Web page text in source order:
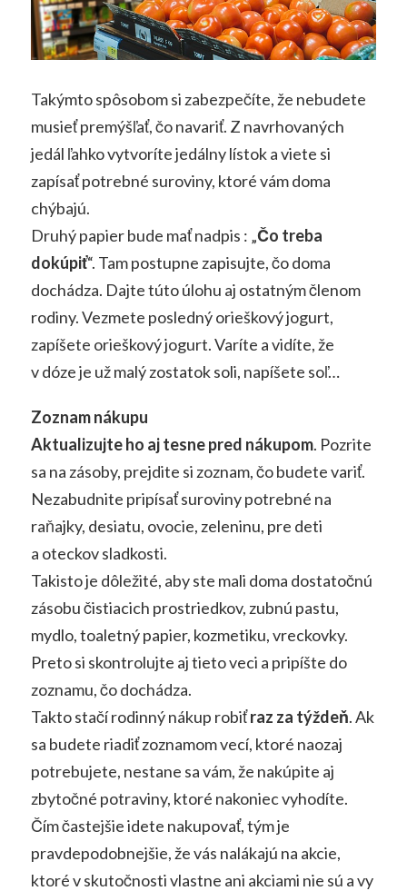
Takýmto spôsobom si zabezpečíte, že nebudete
musieť premýšľať, čo navariť. Z navrhovaných
jedál ľahko vytvoríte jedálny lístok a viete si
zapísať potrebné suroviny, ktoré vám doma
chýbajú.
Druhý papier bude mať nadpis : „Čo treba
dokúpiť“. Tam postupne zapisujte, čo doma
dochádza. Dajte túto úlohu aj ostatným členom
rodiny. Vezmete posledný orieškový jogurt,
zapíšete orieškový jogurt. Varíte a vidíte, že
v dóze je už malý zostatok soli, napíšete soľ…
Zoznam nákupu
Aktualizujte ho aj tesne pred nákupom. Pozrite
sa na zásoby, prejdite si zoznam, čo budete variť.
Nezabudnite pripísať suroviny potrebné na
raňajky, desiatu, ovocie, zeleninu, pre deti
a oteckov sladkosti.
Takisto je dôležité, aby ste mali doma dostatočnú
zásobu čistiacich prostriedkov, zubnú pastu,
mydlo, toaletný papier, kozmetiku, vreckovky.
Preto si skontrolujte aj tieto veci a pripíšte do
zoznamu, čo dochádza.
Takto stačí rodinný nákup robiťraz za týždeň. Ak
sa budete riadiť zoznamom vecí, ktoré naozaj
potrebujete, nestane sa vám, že nakúpite aj
zbytočné potraviny, ktoré nakoniec vyhodíte.
Čím častejšie idete nakupovať, tým je
pravdepodobnejšie, že vás nalákajú na akcie,
ktoré v skutočnosti vlastne ani akciami nie sú a vy